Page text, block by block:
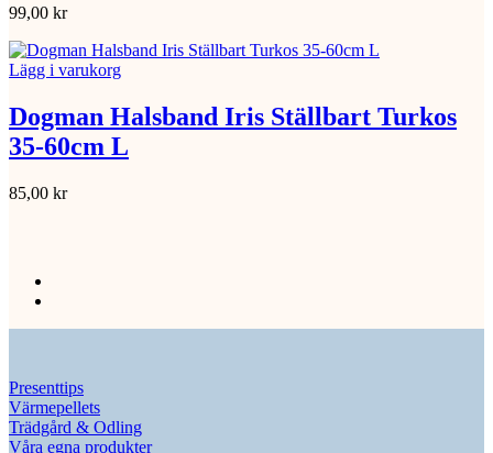
99,00 kr
Lägg i varukorg
Dogman Halsband Iris Ställbart Turkos
35-60cm L
85,00 kr
Presenttips
Värmepellets
Trädgård & Odling
Våra egna produkter